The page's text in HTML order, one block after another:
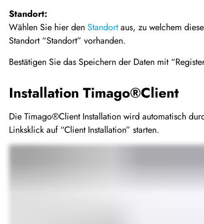
Standort:
Wählen Sie hier den Standortaus, zu welchem
Standort “Standort” vorhanden.
Bestätigen Sie das Speichern der Daten mit
Installation Timago®Client
Die Timago®Client Installation wird automatisch
Linksklick auf “Client Installation” starten.